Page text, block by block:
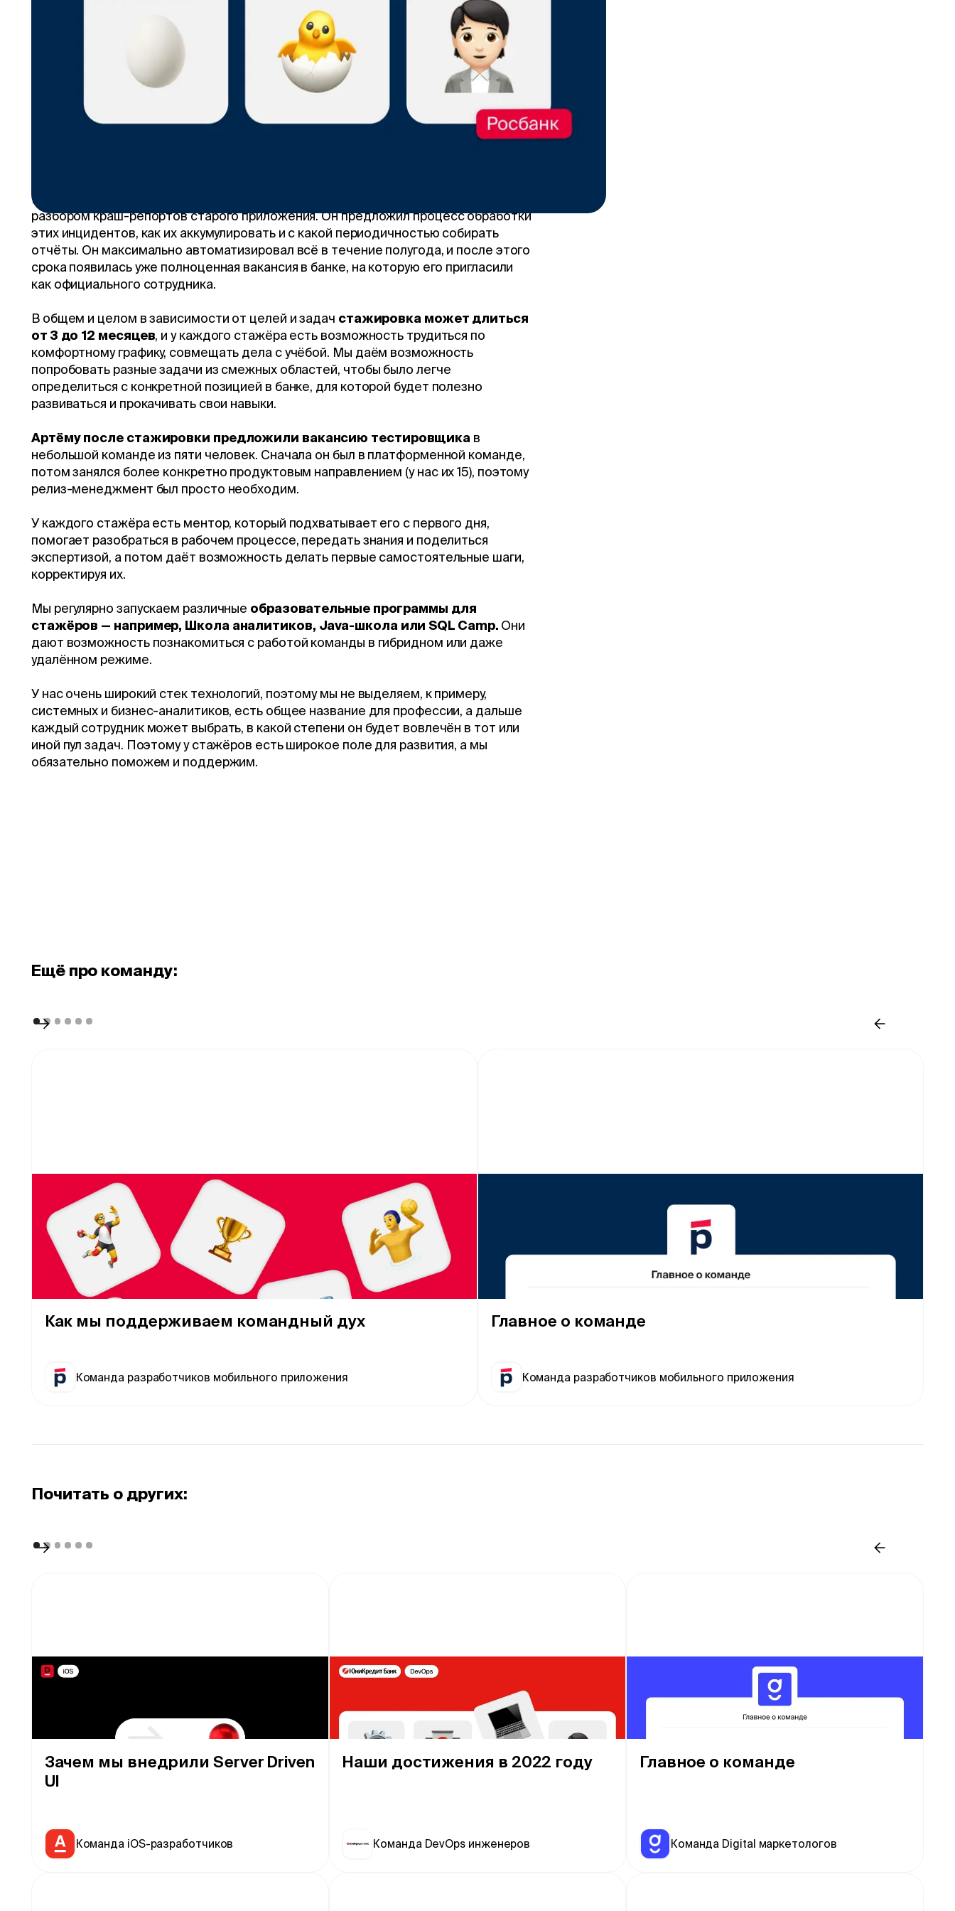
успеха тех, кто вырос из стажера в руководителя можно
вспомнить очень много. Даже в правлении банка есть те, кто
начинали работу в компании со стартовых позиций.
Из последних примеров в нашей команде — это стажёр Артём , которыйдорос
, а подразделение backend-разработчиков
Когда Артём был стажёром (это было почти 3 года назад), то он занимался
разбором краш-репортов старого приложения. Он предложил процесс обработки
этих инцидентов, как их аккумулировать и с какой периодичностью собирать
отчёты. Он максимально автоматизировал всё в течение полугода, и после этого
срока появилась уже полноценная вакансия в банке, на которую его пригласили
как официального сотрудника.
В общем и целом в зависимости от целей и задач стажировка может длиться
от 3 до 12 месяцев, и у каждого стажёра есть возможность трудиться по
комфортному графику, совмещать дела с учёбой. Мы даём возможность
попробовать разные задачи из смежных областей, чтобы было легче
определиться с конкретной позицией в банке, для которой будет полезно
развиваться и прокачивать свои навыки.
Артёму после стажировки предложили вакансию тестировщика в
небольшой команде из пяти человек. Сначала он был в платформенной команде,
потом занялся более конкретно продуктовым направлением (у нас их 15), поэтому
релиз-менеджмент был просто необходим.
У каждого стажёра есть ментор, который подхватывает его с первого дня,
помогает разобраться в рабочем процессе, передать знания и поделиться
экспертизой, а потом даёт возможность делать первые самостоятельные шаги,
корректируя их.
Мы регулярно запускаем различные образовательные программы для
стажёров — например, Школа аналитиков, Java-школа или SQL Camp. Они
дают возможность познакомиться с работой команды в гибридном или даже
удалённом режиме.
У нас очень широкий стек технологий, поэтому мы не выделяем, к примеру,
системных и бизнес-аналитиков, есть общее название для профессии, а дальше
каждый сотрудник может выбрать, в какой степени он будет вовлечён в тот или
иной пул задач. Поэтому у стажёров есть широкое поле для развития, а мы
обязательно поможем и поддержим.
Eщё про команду:
Как мы поддерживаем командный дух
Команда разработчиков мобильного приложения
Главное о команде
Команда разработчиков мобильного приложения
Почитать о других:
Зачем мы внедрили Server Driven
UI
Команда iOS-разработчиков
Наши достижения в 2022 году
Команда DevOps инженеров
Главное о команде
Команда Digital маркетологов